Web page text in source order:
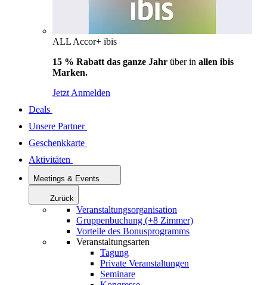
ALL Accor+ ibis
15 % Rabatt das ganze Jahr über in allen ibis
Marken.
Jetzt Anmelden
Deals
Unsere Partner
Geschenkkarte
Aktivitäten
Meetings & Events
Zurück
Veranstaltungsorganisation
Gruppenbuchung (+8 Zimmer)
Vorteile des Bonusprogramms
Veranstaltungsarten
Tagung
Private Veranstaltungen
Seminare